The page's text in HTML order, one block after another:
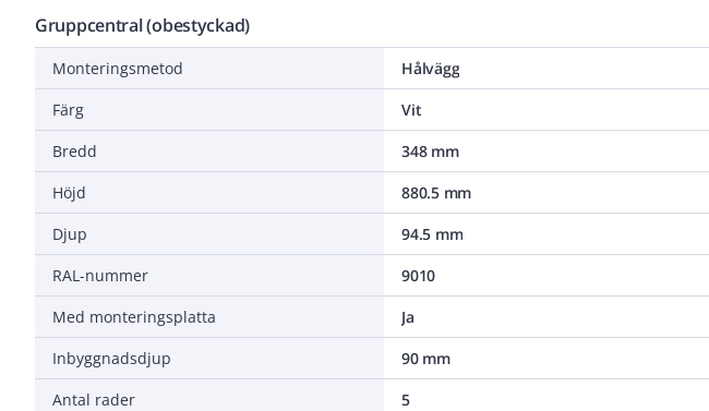
Gruppcentral (obestyckad)
Monteringsmetod
Hålvägg
Färg
Vit
Bredd
348 mm
Höjd
880.5 mm
Djup
94.5 mm
RAL-nummer
9010
Med monteringsplatta
Ja
Inbyggnadsdjup
90 mm
Antal rader
5